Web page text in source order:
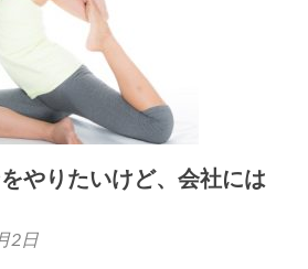
やりたいけど、会社には
2日